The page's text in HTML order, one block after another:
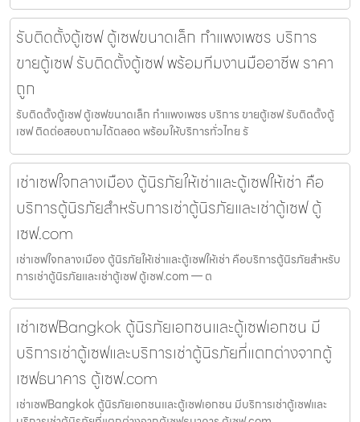
รับติดตั้งตู้เซฟ ตู้เซฟขนาดเล็ก กำแพงเพชร บริการ
ขายตู้เซฟ รับติดตั้งตู้เซฟ พร้อมทีมงานมืออาชีพ ราคา
ถูก
รับติดตั้งตู้เซฟ ตู้เซฟขนาดเล็ก กำแพงเพชร บริการ ขายตู้เซฟ รับติดตั้งตู้
เซฟ ติดต่อสอบถามได้ตลอด พร้อมให้บริการทั่วไทย รั
เช่าเซฟใจกลางเมือง ตู้นิรภัยให้เช่าและตู้เซฟให้เช่า คือ
บริการตู้นิรภัยสำหรับการเช่าตู้นิรภัยและเช่าตู้เซฟ ตู้
เซฟ.com
เช่าเซฟใจกลางเมือง ตู้นิรภัยให้เช่าและตู้เซฟให้เช่า คือบริการตู้นิรภัยสำหรับ
การเช่าตู้นิรภัยและเช่าตู้เซฟ ตู้เซฟ.com — ต
เช่าเซฟBangkok ตู้นิรภัยเอกชนและตู้เซฟเอกชน มี
บริการเช่าตู้เซฟและบริการเช่าตู้นิรภัยที่แตกต่างจากตู้
เซฟธนาคาร ตู้เซฟ.com
เช่าเซฟBangkok ตู้นิรภัยเอกชนและตู้เซฟเอกชน มีบริการเช่าตู้เซฟและ